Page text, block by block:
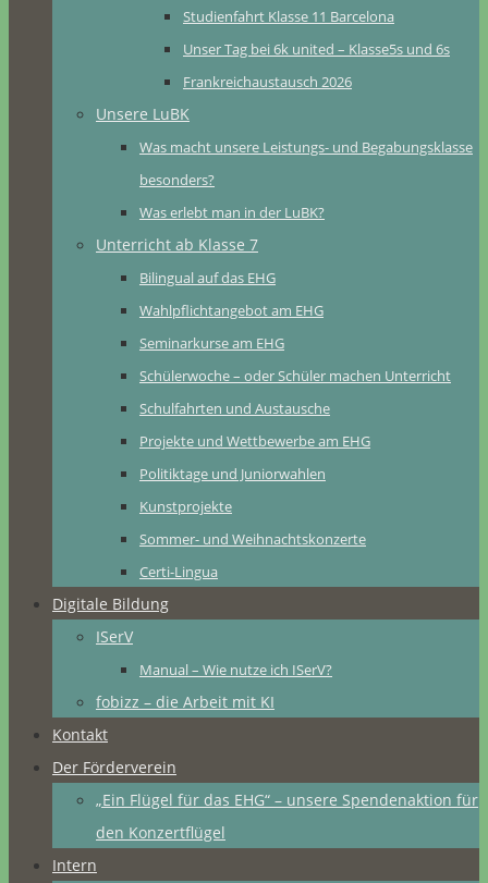
Studienfahrt Klasse 11 Barcelona
Unser Tag bei 6k united – Klasse5s und 6s
Frankreichaustausch 2026
Unsere LuBK
Was macht unsere Leistungs- und Begabungsklasse
besonders?
Was erlebt man in der LuBK?
Unterricht ab Klasse 7
Bilingual auf das EHG
Wahlpflichtangebot am EHG
Seminarkurse am EHG
Schülerwoche – oder Schüler machen Unterricht
Schulfahrten und Austausche
Projekte und Wettbewerbe am EHG
Politiktage und Juniorwahlen
Kunstprojekte
Sommer- und Weihnachtskonzerte
Certi-Lingua
Digitale Bildung
ISerV
Manual – Wie nutze ich ISerV?
fobizz – die Arbeit mit KI
Kontakt
Der Förderverein
„Ein Flügel für das EHG“ – unsere Spendenaktion für
den Konzertflügel
Intern